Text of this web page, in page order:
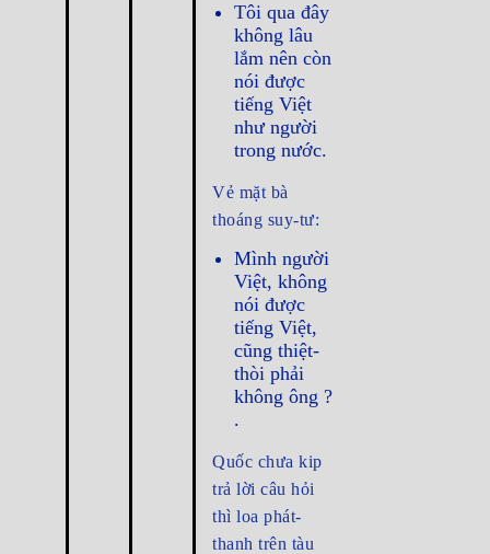
Tôi qua đây
không lâu
lắm nên còn
nói được
tiếng Việt
như người
trong nước.
Vẻ mặt bà
thoáng suy-tư:
Mình người
Việt, không
nói được
tiếng Việt,
cũng thiệt-
thòi phải
không ông ?
.
Quốc chưa kip
trả lời câu hỏi
thì loa phát-
thanh trên tàu